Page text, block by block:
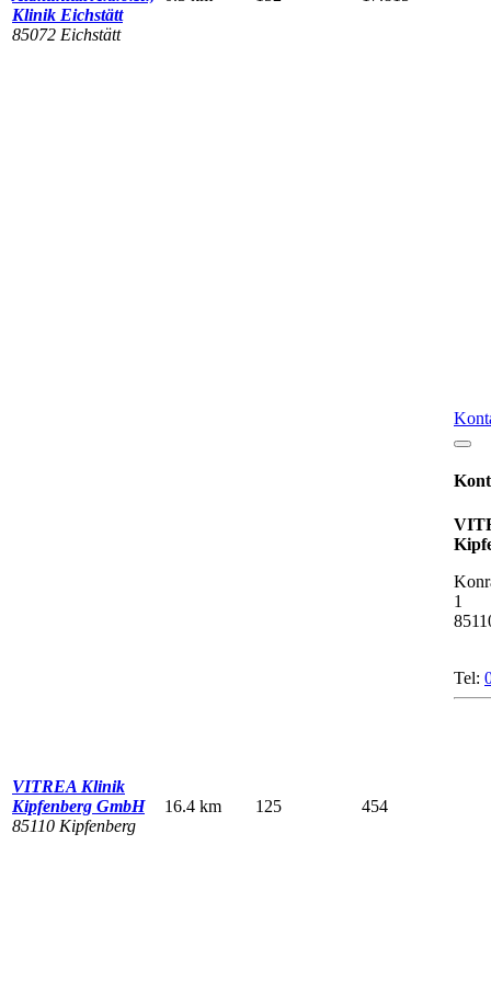
Klinik Eichstätt
85072 Eichstätt
VITREA Klinik
Kipfenberg GmbH
85110 Kipfenberg
16.4 km 125 454
1
Tel: